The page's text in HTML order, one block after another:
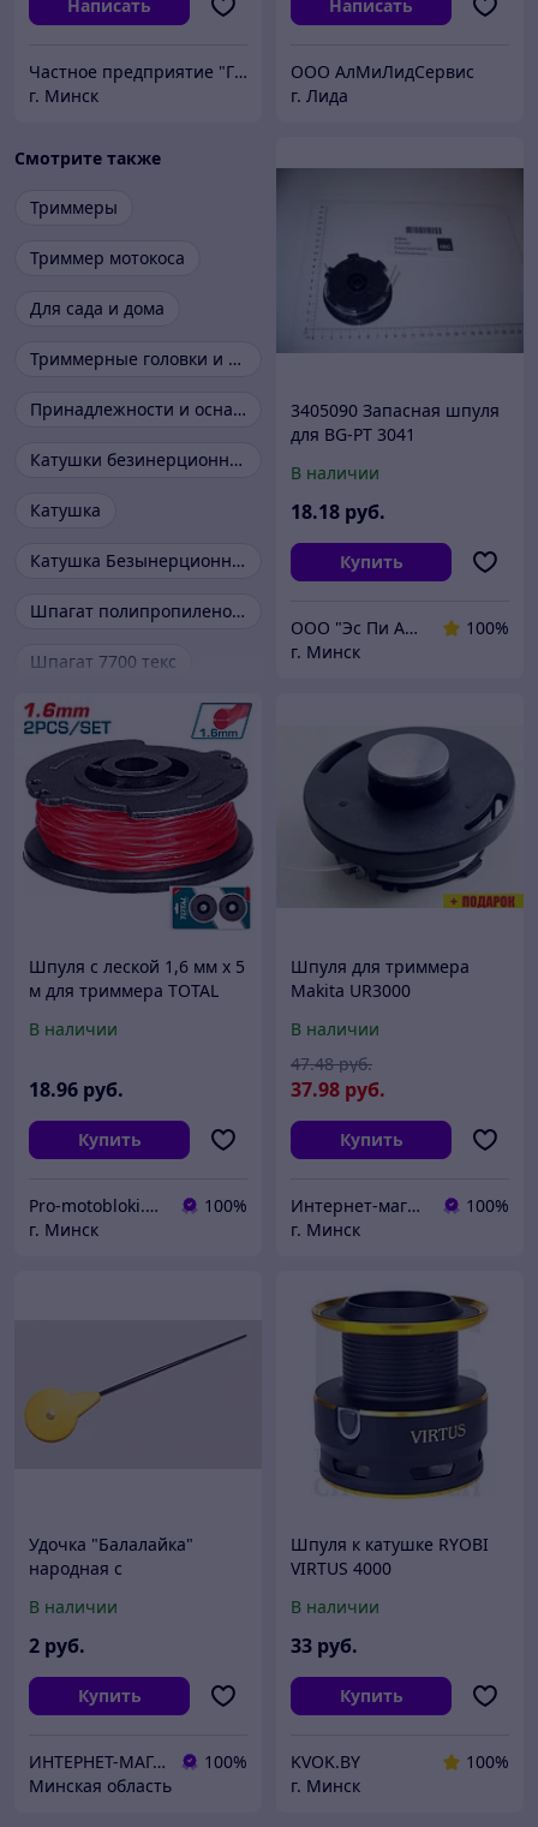
Написать
Частное предприятие "ГСМ-ПАК ЮНИОН"
г. Минск
Написать
ООО АлМиЛидСервис
г. Лида
Смотрите также
Триммеры
Триммер мотокоса
Для сада и дома
Триммерные головки и ножи
Принадлежности и оснастка
Катушки безинерционные
Катушка
Катушка Безынерционная
Шпагат полипропиленовый
Шпагат 7700 текс
3405090 Запасная шпуля
для BG-PT 3041
В наличии
18.18 руб.
Купить
ООО "Эс Пи Ай Трейд"
100%
г. Минск
Шпуля с леской 1,6 мм x 5
м для триммера TOTAL
В наличии
18.96 руб.
Купить
Pro-motobloki.by - садовая, строительная техника и инструмент - ИП Городничев Д.И.
100%
г. Минск
Шпуля для триммера
Makita UR3000
В наличии
37.98 руб.
47.48 руб.
Купить
Интернет-магазин 24маркет.бел
100%
г. Минск
Удочка "Балалайка"
народная с
В наличии
2 руб.
Купить
ИНТЕРНЕТ-МАГАЗИН «АРМЕЙСКИЙ»-товары для охоты, рыбалки и туризма
100%
Минская область
Шпуля к катушке RYOBI
VIRTUS 4000
В наличии
33 руб.
Купить
KVOK.BY
100%
г. Минск